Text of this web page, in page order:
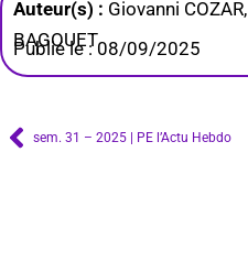
Auteur(s) : Giovanni
BAGOUET
Publié le : 08/09/2025
sem. 31 – 2025 | PE l’Actu Hebdo